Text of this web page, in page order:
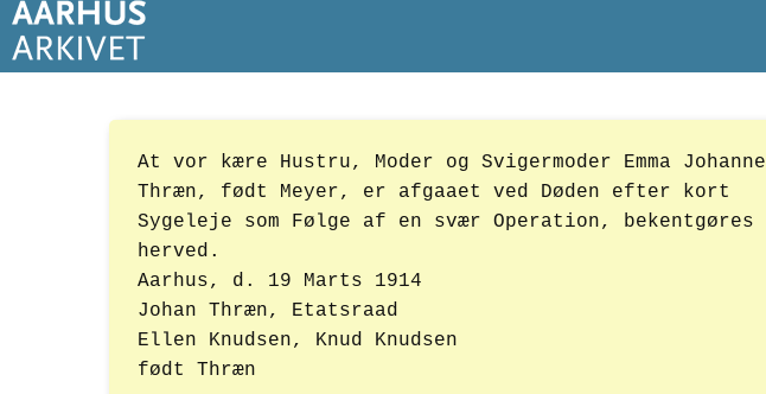
At vor kære Hustru, Moder og Svigermoder Emma Johanne
Thræn, født Meyer, er afgaaet ved Døden efter kort
Sygeleje som Følge af en svær Operation, bekentgøres
herved.
Aarhus, d. 19 Marts 1914
Johan Thræn, Etatsraad
Ellen Knudsen, Knud Knudsen
født Thræn